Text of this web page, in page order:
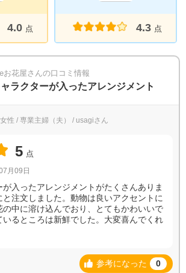
4.0 点 4.3 点
お花屋さんの口コミ情報
ラクターが入ったアレンジメント
性 / 専業主婦（夫） / usagiさん
5 点
月09日
入ったアレンジメントがたくさんありま
注文しました。動物は良いアクセントに
の中に溶け込んでおり、とてもかわいいで
いるところは新鮮でした。大変喜んでくれ
参考になった 0